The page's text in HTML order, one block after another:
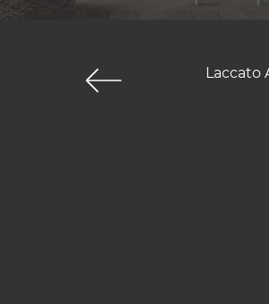
Laccato